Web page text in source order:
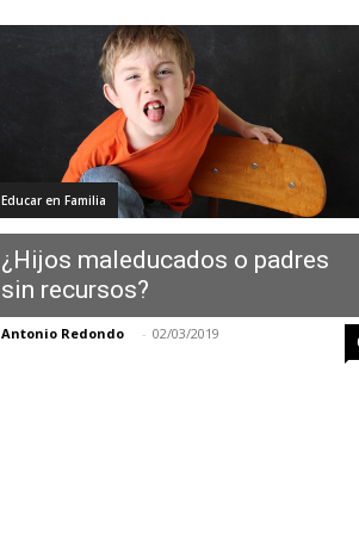
Educar en Familia
¿Hijos maleducados o padres
sin recursos?
Antonio Redondo - 02/03/2019